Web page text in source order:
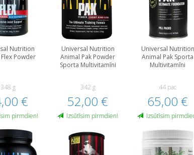
Nutrition
Powder
348 g
€
pirmdien!
Universal Nutrition
Animal Pak Powder
Sporta Multivitamīni
342 g
52,00 €
Izsūtīsim pirmdien!
Universal Nutrition
Animal Pak Sporta
Multivitamīni
44 paс
65,00 €
Izsūtīsim